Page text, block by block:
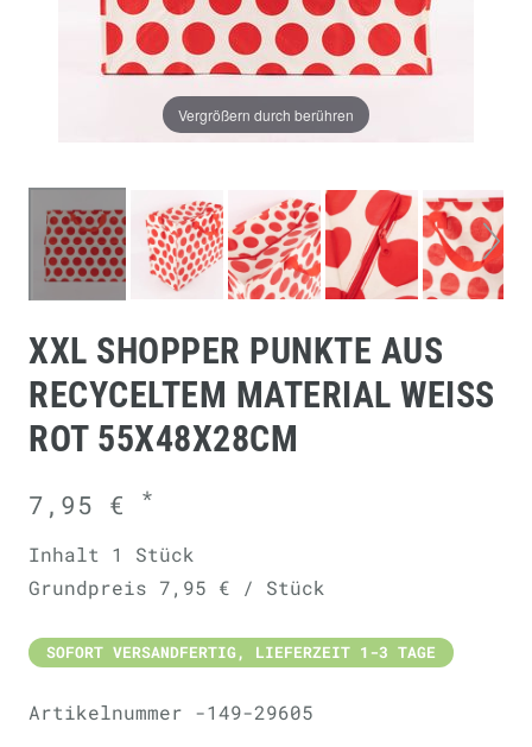
Vergrößern durch berühren
XXL SHOPPER PUNKTE AUS
RECYCELTEM MATERIAL WEISS R
OT 55X48X28CM
7,95 € *
Inhalt 1 Stück
Grundpreis 7,95 € / Stück
SOFORT VERSANDFERTIG, LIEFERZEIT 1-3 TAGE
Artikelnummer -149-29605